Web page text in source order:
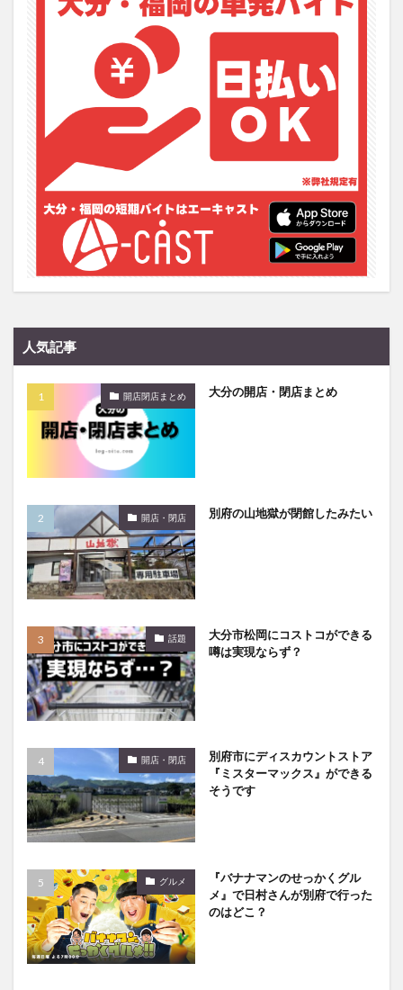
人気記事
開店閉店まとめ 大分の開店・閉店まとめ
開店・閉店 別府の山地獄が閉館したみたい
話題
大分市松岡にコストコができる
噂は実現ならず？
開店・閉店
別府市にディスカウントストア
『ミスターマックス』ができる
そうです
グルメ
『バナナマンのせっかくグル
メ』で日村さんが別府で行った
のはどこ？